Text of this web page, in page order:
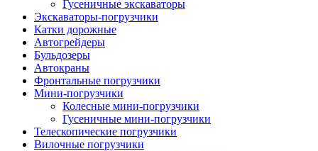
Гусеничные экскаваторы
Экскаваторы-погрузчики
Катки дорожные
Автогрейдеры
Бульдозеры
Автокраны
Фронтальные погрузчики
Мини-погрузчики
Колесные мини-погрузчики
Гусеничные мини-погрузчики
Телескопические погрузчики
Вилочные погрузчики